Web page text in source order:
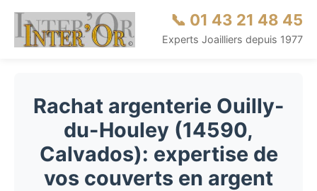
📞 01 43 21 48 45
Experts Joailliers depuis 1977
Rachat argenterie Ouilly-
du-Houley (14590,
Calvados): expertise de
vos couverts en argent